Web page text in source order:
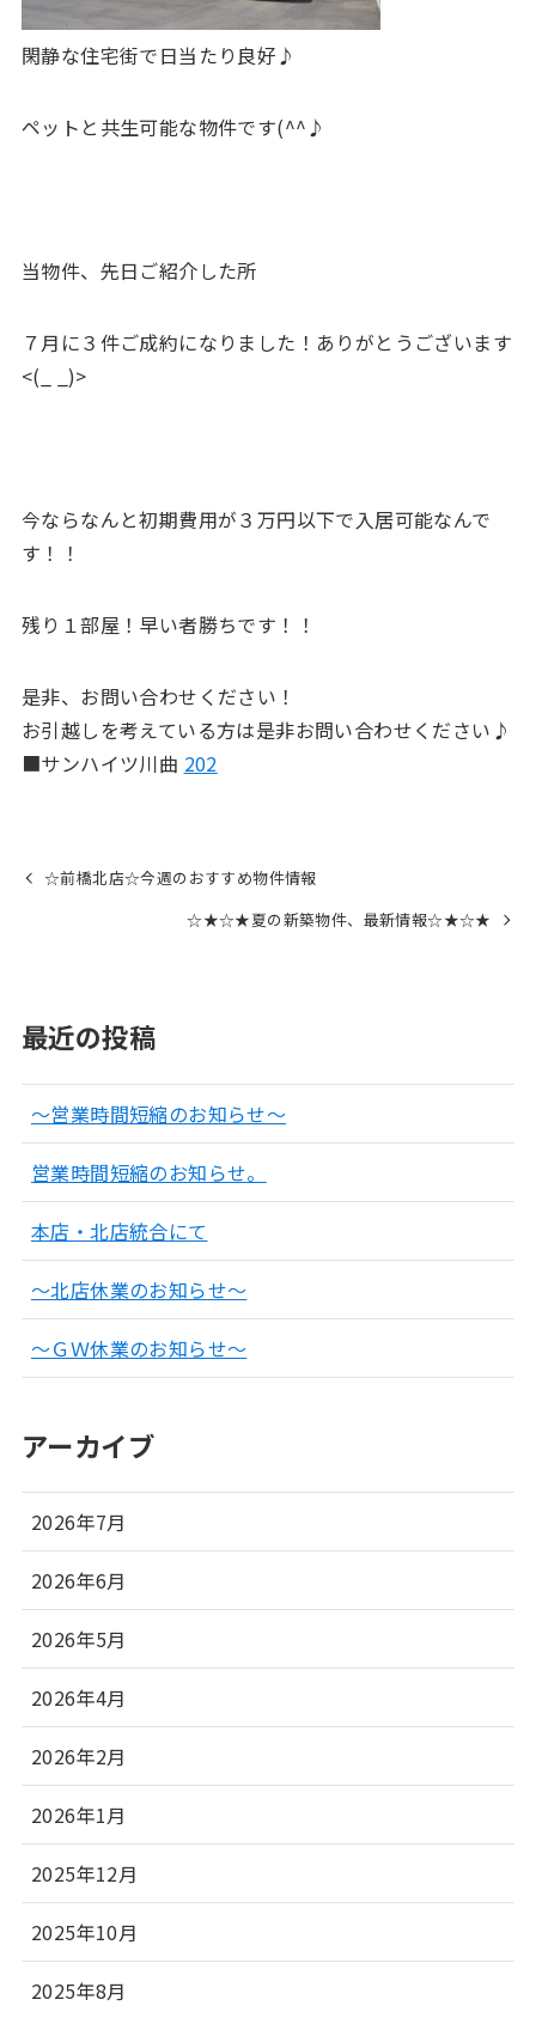
閑静な住宅街で日当たり良好♪
ペットと共生可能な物件です(^^♪
当物件、先日ご紹介した所
７月に３件ご成約になりました！ありがとうございます
<(_ _)>
今ならなんと初期費用が３万円以下で入居可能なんで
す！！
残り１部屋！早い者勝ちです！！
是非、お問い合わせください！
お引越しを考えている方は是非お問い合わせください♪
■サンハイツ川曲 202
☆前橋北店☆今週のおすすめ物件情報
☆★☆★夏の新築物件、最新情報☆★☆★
最近の投稿
～営業時間短縮のお知らせ～
営業時間短縮のお知らせ。
本店・北店統合にて
～北店休業のお知らせ～
～ＧＷ休業のお知らせ～
アーカイブ
2026年7月
2026年6月
2026年5月
2026年4月
2026年2月
2026年1月
2025年12月
2025年10月
2025年8月